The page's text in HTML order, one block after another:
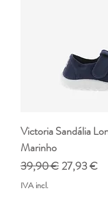
Victoria Sandália
Marinho
Preço normal
39,90 €Preço
27,93 €
IVA incl.